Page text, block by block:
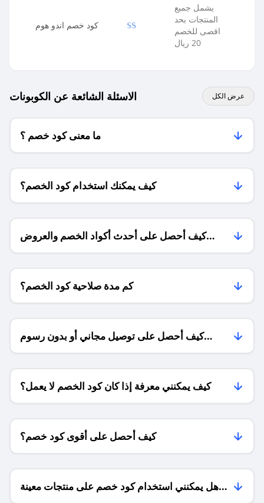
كود خصم اندو هوم SS
يشمل جميع
المنتجات بحد
اقصى للخصم
20 ريال
الاسئلة الشائعة عن الكوبونات عرض الكل
ما معنى كود خصم ؟
كيف يمكنك استخدام كود الخصم؟
كيف أحصل على أحدث أكواد الخصم والعروض
للمتاجر؟
كم مدة صلاحية كود الخصم؟
كيف أحصل على توصيل مجاني أو بدون رسوم
الشحن ؟
كيف يمكنني معرفة إذا كان كود الخصم لا يعمل؟
كيف أحصل على أقوى كود خصم؟
هل يمكنني استخدام كود خصم على منتجات معينة